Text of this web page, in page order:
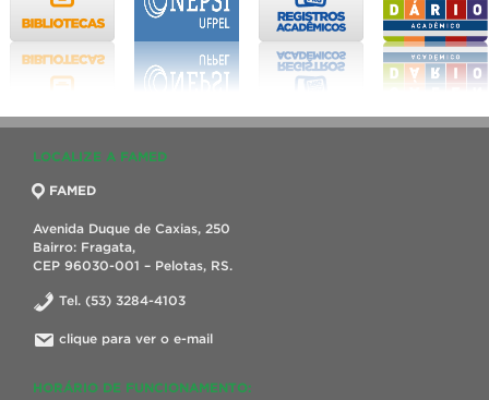
LOCALIZE A FAMED
FAMED
Avenida Duque de Caxias, 250
Bairro: Fragata,
CEP 96030-001 – Pelotas, RS.
Tel. (53) 3284-4103
clique para ver o e-mail
HORÁRIO DE FUNCIONAMENTO: